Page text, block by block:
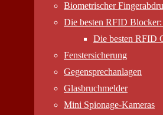
Biometrischer
Die besten RFID
Die besten RFID
Fenstersicherung
Gegensprechanlagen
Glasbruchmelder
Mini Spionage-Kameras